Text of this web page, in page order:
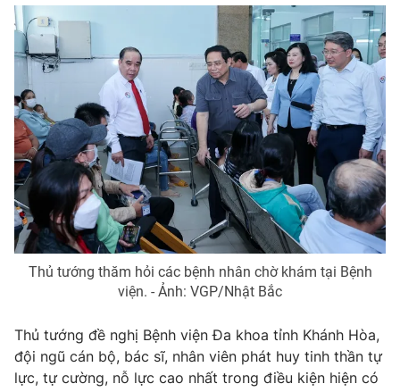
Thủ tướng thăm hỏi các bệnh nhân chờ khám tại Bệnh
viện. - Ảnh: VGP/Nhật Bắc
Thủ tướng đề nghị Bệnh viện Đa khoa tỉnh Khánh Hòa,
đội ngũ cán bộ, bác sĩ, nhân viên phát huy tinh thần tự
lực, tự cường, nỗ lực cao nhất trong điều kiện hiện có